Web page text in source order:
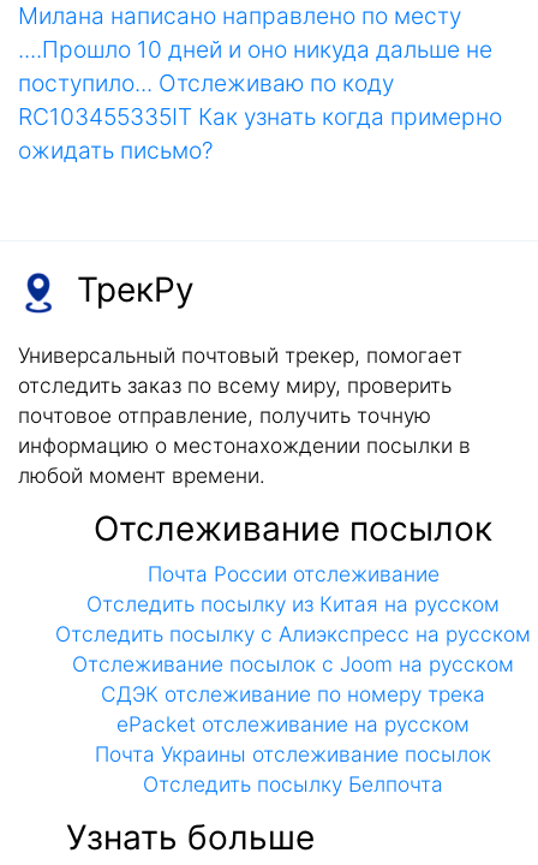
Милана написано направлено по месту
....Прошло 10 дней и оно никуда дальше не
поступило... Отслеживаю по коду
RC103455335IT Как узнать когда примерно
ожидать письмо?
ТрекРу
Универсальный почтовый трекер, помогает
отследить заказ по всему миру, проверить
почтовое отправление, получить точную
информацию о местонахождении посылки в
любой момент времени.
Отслеживание посылок
Почта России отслеживание
Отследить посылку из Китая на русском
Отследить посылку с Алиэкспресс на русском
Отслеживание посылок с Joom на русском
СДЭК отслеживание по номеру трека
ePacket отслеживание на русском
Почта Украины отслеживание посылок
Отследить посылку Белпочта
Узнать больше